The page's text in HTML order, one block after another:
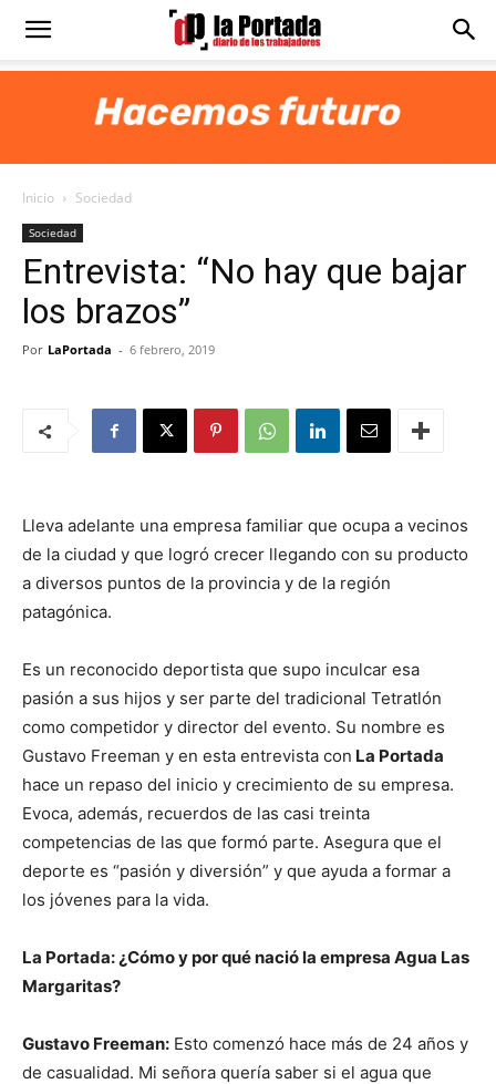
Diario
Portada
Inicio Sociedad
Sociedad
Entrevista: “No hay que bajar
los brazos”
Por LaPortada - 6 febrero, 2019
Lleva adelante una empresa familiar que ocupa a vecinos
de la ciudad y que logró crecer llegando con su producto
a diversos puntos de la provincia y de la región
patagónica.
Es un reconocido deportista que supo inculcar esa
pasión a sus hijos y ser parte del tradicional Tetratlón
como competidor y director del evento. Su nombre es
Gustavo Freeman y en esta entrevista con La Portada
hace un repaso del inicio y crecimiento de su empresa.
Evoca, además, recuerdos de las casi treinta
competencias de las que formó parte. Asegura que el
deporte es “pasión y diversión” y que ayuda a formar a
los jóvenes para la vida.
La Portada: ¿Cómo y por qué nació la empresa Agua Las
Margaritas?
Gustavo Freeman: Esto comenzó hace más de 24 años y
de casualidad. Mi señora quería saber si el agua que